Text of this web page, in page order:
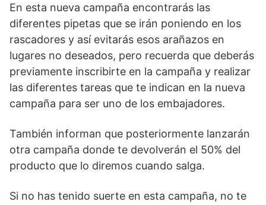
En esta nueva campaña encontrarás las
diferentes pipetas que se irán poniendo en los
rascadores y así evitarás esos arañazos en
lugares no deseados, pero recuerda que deberás
previamente inscribirte en la campaña y realizar
las diferentes tareas que te indican en la nueva
campaña para ser uno de los embajadores.
También informan que posteriormente lanzarán
otra campaña donde te devolverán el 50% del
producto que lo diremos cuando salga.
Si no has tenido suerte en esta campaña, no te